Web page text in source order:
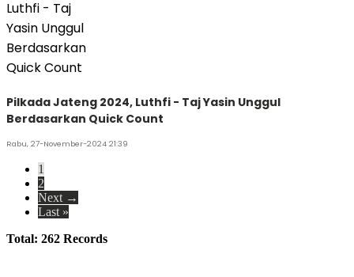
Pilkada Jateng 2024, Luthfi - Taj Yasin Unggul
Berdasarkan Quick Count
Rabu, 27-November-2024 21:39
1
2
Next →
Last »
Total: 262 Records